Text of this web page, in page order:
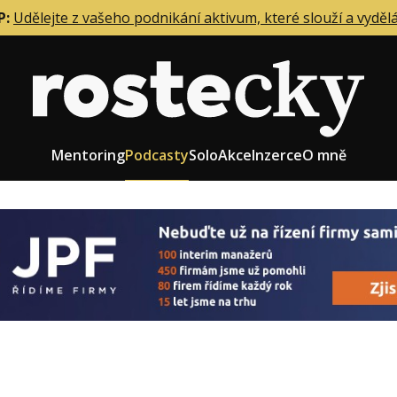
Udělejte z vašeho podnikání aktivum, které slouží a
MentoringPodcastySoloAkceInzerceO mně
firmy
zaměstnanců
Role zakladatele/CEO
Růst firmy